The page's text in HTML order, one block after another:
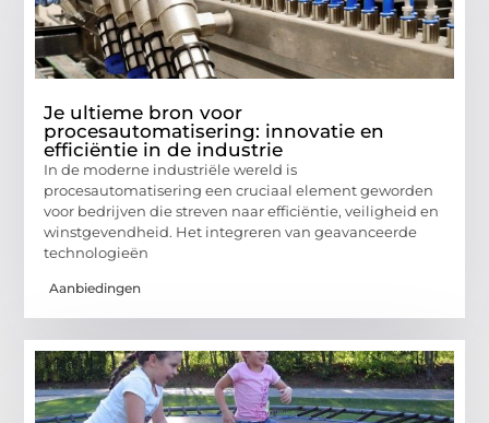
Je ultieme bron voor
procesautomatisering: innovatie en
efficiëntie in de industrie
In de moderne industriële wereld is
procesautomatisering een cruciaal element geworden
voor bedrijven die streven naar efficiëntie, veiligheid en
winstgevendheid. Het integreren van geavanceerde
technologieën
Aanbiedingen